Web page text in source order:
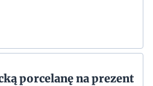
porcelanę na prezent